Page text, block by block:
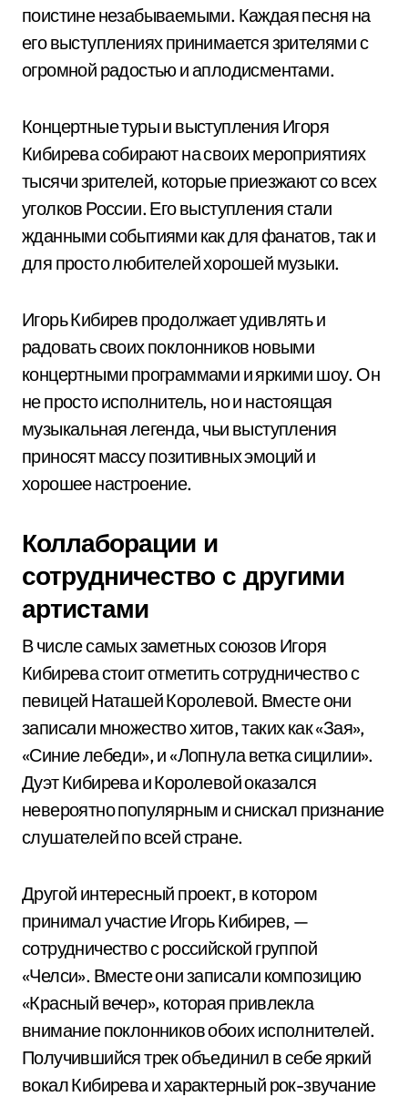
поистине незабываемыми. Каждая песня на
его выступлениях принимается зрителями с
огромной радостью и аплодисментами.
Концертные туры и выступления Игоря
Кибирева собирают на своих мероприятиях
тысячи зрителей, которые приезжают со всех
уголков России. Его выступления стали
жданными событиями как для фанатов, так и
для просто любителей хорошей музыки.
Игорь Кибирев продолжает удивлять и
радовать своих поклонников новыми
концертными программами и яркими шоу. Он
не просто исполнитель, но и настоящая
музыкальная легенда, чьи выступления
приносят массу позитивных эмоций и
хорошее настроение.
Коллаборации и
сотрудничество с другими
артистами
В числе самых заметных союзов Игоря
Кибирева стоит отметить сотрудничество с
певицей Наташей Королевой. Вместе они
записали множество хитов, таких как «Зая»,
«Синие лебеди», и «Лопнула ветка сицилии».
Дуэт Кибирева и Королевой оказался
невероятно популярным и снискал признание
слушателей по всей стране.
Другой интересный проект, в котором
принимал участие Игорь Кибирев, —
сотрудничество с российской группой
«Челси». Вместе они записали композицию
«Красный вечер», которая привлекла
внимание поклонников обоих исполнителей.
Получившийся трек объединил в себе яркий
вокал Кибирева и характерный рок-звучание